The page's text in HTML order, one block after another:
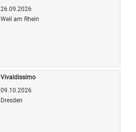
26.09.2026
Weil am Rhein
Vivaldissimo
09.10.2026
Dresden